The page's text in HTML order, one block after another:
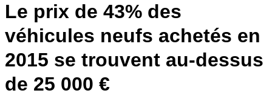
Le prix de 43% des
véhicules neufs achetés en
2015 se trouvent au-dessus
de 25 000 €